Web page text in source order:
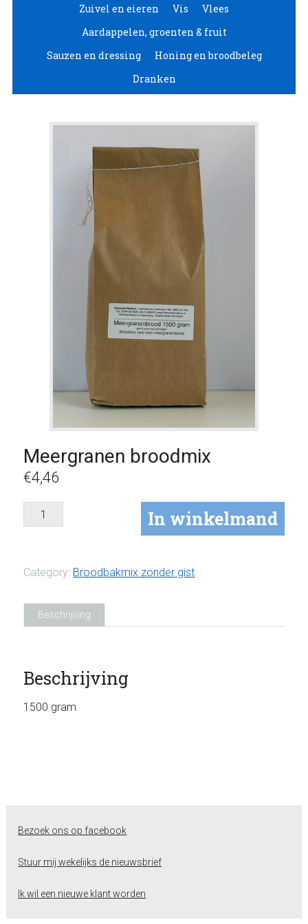
Zuivel en eieren
Vis
Vlees
Aardappelen, groenten & fruit
Sauzen en dressing
Honing en broodbeleg
Dranken
Meergranen broodmix
€4,46
Meergranen
broodmix
In winkelmand
Category: Broodbakmix zonder gist
Beschrijving
Beschrijving
1500 gram
Footer
Bezoek ons op facebook
Stuur mij wekelijks de nieuwsbrief
Ik wil een nieuwe klant worden